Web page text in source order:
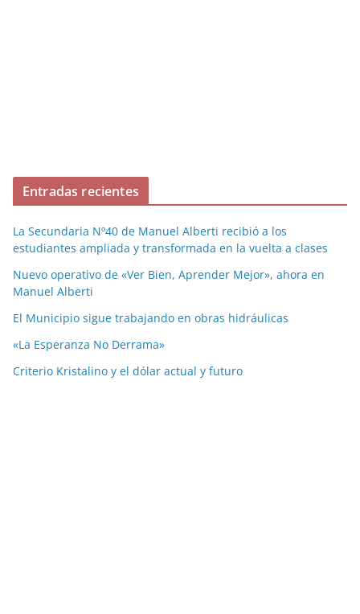
Entradas recientes
La Secundaria Nº40 de Manuel Alberti recibió a los
estudiantes ampliada y transformada en la vuelta a clases
Nuevo operativo de «Ver Bien, Aprender Mejor», ahora en
Manuel Alberti
El Municipio sigue trabajando en obras hidráulicas
«La Esperanza No Derrama»
Criterio Kristalino y el dólar actual y futuro